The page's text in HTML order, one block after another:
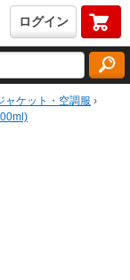
ログイン
ケット・空調服 ›